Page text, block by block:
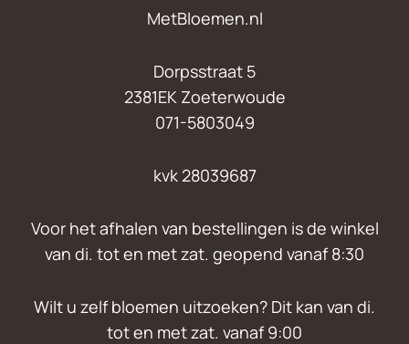
MetBloemen.nl
Dorpsstraat 5
2381EK Zoeterwoude
071-5803049
kvk 28039687
Voor het afhalen van bestellingen is de winkel
van di. tot en met zat. geopend vanaf 8:30
Wilt u zelf bloemen uitzoeken? Dit kan van di.
tot en met zat. vanaf 9:00